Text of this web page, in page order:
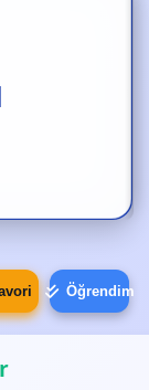
Öğrendim